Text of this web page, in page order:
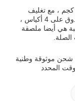
يتم تعبئة إنزيم الديزل الحيوي في أكياس وزنها 25 كجم ، مع تغليف
خارجي من صناديق الورق المقوى. يحتوي كل صندوق على 4 أكياس ،
هي أيضا ملصقة
شحن موثوقة وطنية
المحدد